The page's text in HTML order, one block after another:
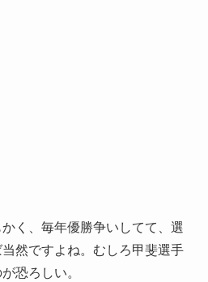
く、毎年優勝争いしてて、選
然ですよね。むしろ甲斐選手
恐ろしい。